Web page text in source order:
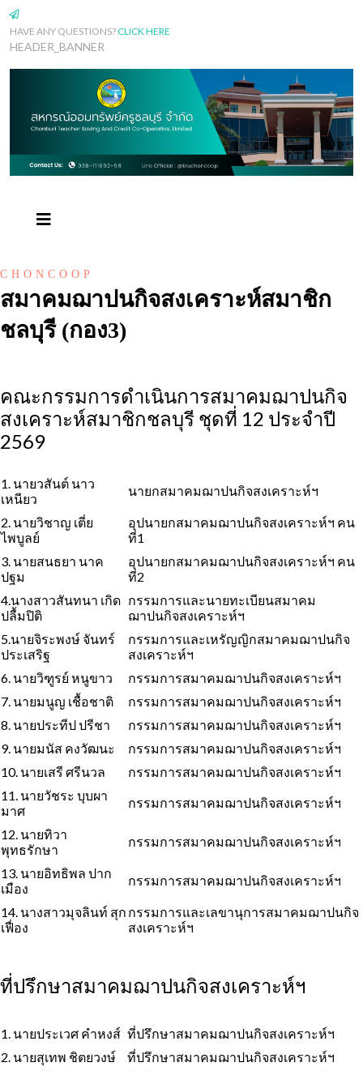
HAVE ANY QUESTIONS? CLICK HERE
HEADER_BANNER
CHONCOOP
สมาคมฌาปนกิจสงเคราะห์สมาชิก
ชลบุรี (กอง3)
คณะกรรมการดำเนินการสมาคมฌาปนกิจ
สงเคราะห์สมาชิกชลบุรี ชุดที่ 12 ประจำปี
2569
1. นายวสันต์ นาว
เหนียว
นายกสมาคมฌาปนกิจสงเคราะห์ฯ
2. นายวิชาญ เตี่ย
ไพบูลย์
อุปนายกสมาคมฌาปนกิจสงเคราะห์ฯ คน
ที่1
3. นายสนธยา นาค
ปฐม
อุปนายกสมาคมฌาปนกิจสงเคราะห์ฯ คน
ที่2
4.นางสาวสันทนา เกิด
ปลื้มปิติ
กรรมการและนายทะเบียนสมาคม
ฌาปนกิจสงเคราะห์ฯ
5.นายจิระพงษ์ จันทร์
ประเสริฐ
กรรมการและเหรัญญิกสมาคมฌาปนกิจ
สงเคราะห์ฯ
6. นายวิฑูรย์ หนูขาว
กรรมการสมาคมฌาปนกิจสงเคราะห์ฯ
7. นายมนูญ เชื้อชาติ
กรรมการสมาคมฌาปนกิจสงเคราะห์ฯ
8. นายประทีป ปรีชา
กรรมการสมาคมฌาปนกิจสงเคราะห์ฯ
9. นายมนัส คงวัฒนะ
กรรมการสมาคมฌาปนกิจสงเคราะห์ฯ
10. นายเสรี ศรีนวล
กรรมการสมาคมฌาปนกิจสงเคราะห์ฯ
11. นายวัชระ บุบผา
มาศ
กรรมการสมาคมฌาปนกิจสงเคราะห์ฯ
12. นายทิวา
พุทธรักษา
กรรมการสมาคมฌาปนกิจสงเคราะห์ฯ
13. นายอิทธิพล ปาก
เมือง
กรรมการสมาคมฌาปนกิจสงเคราะห์ฯ
14. นางสาวมุจลินท์ สุก
เฟื่อง
กรรมการและเลขานุการสมาคมฌาปนกิจ
สงเคราะห์ฯ
ที่ปรึกษาสมาคมฌาปนกิจสงเคราะห์ฯ
1. นายประเวศ คำหงส์ ที่ปรึกษาสมาคมฌาปนกิจสงเคราะห์ฯ
2. นายสุเทพ ชิตยวงษ์
ที่ปรึกษาสมาคมฌาปนกิจสงเคราะห์ฯ